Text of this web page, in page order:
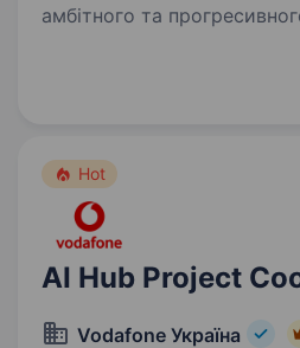
амбітного та
Hot
AI Hub Project
Vodafone Україна